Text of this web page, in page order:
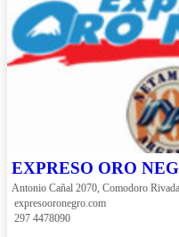
EXPRESO ORO
Antonio Cañal 2070, Comodoro
expresooronegro.com
297 4478090